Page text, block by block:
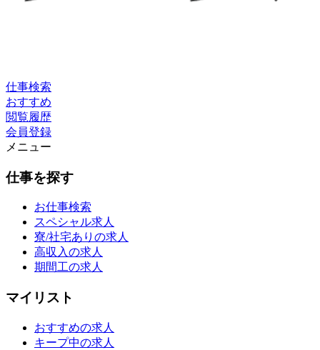
仕事検索
おすすめ
閲覧履歴
会員登録
メニュー
仕事を探す
お仕事検索
スペシャル求人
寮/社宅ありの求人
高収入の求人
期間工の求人
マイリスト
おすすめの求人
キープ中の求人